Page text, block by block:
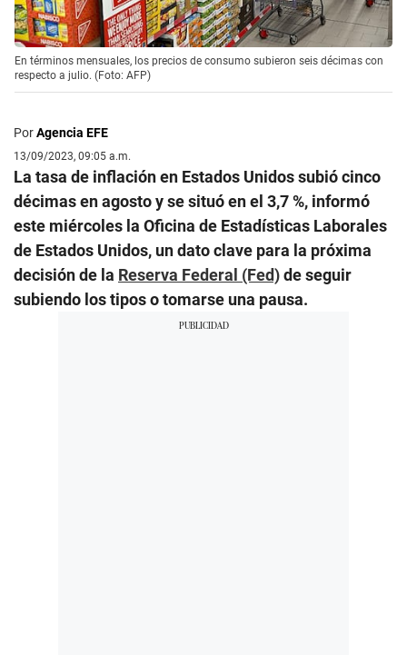
En términos mensuales, los precios de consumo subieron seis décimas con
respecto a julio. (Foto: AFP)
PorAgencia EFE
13/09/2023, 09:05 a.m.
La tasa de inflación en Estados Unidos subió cinco
décimas en agosto y se situó en el 3,7 %, informó
este miércoles la Oficina de Estadísticas Laborales
de Estados Unidos, un dato clave para la próxima
decisión de la Reserva Federal (Fed)de seguir
subiendo los tipos o tomarse una pausa.